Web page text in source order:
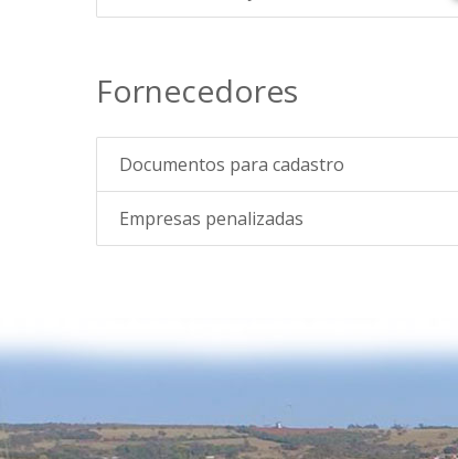
Fornecedores
Documentos para cadastro
Empresas penalizadas